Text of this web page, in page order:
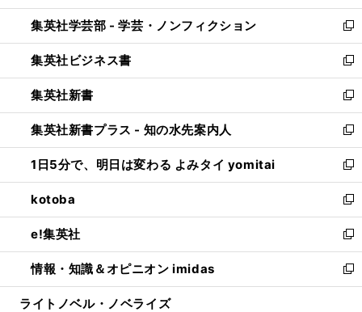
開
く
ウ
で
開
く
ン
ド
ウ
で
開
く
ウ
ィ
ン
ド
ウ
で
開
く
集英社学芸部 - 学芸・ノンフィクション
新
し
い
ウ
ィ
ン
ド
ウ
で
開
く
集英社ビジネス書
新
し
い
ウ
ィ
ン
ド
ウ
で
開
く
集英社新書
新
し
い
ウ
ィ
ン
ド
ウ
で
開
く
集英社新書プラス - 知の水先案内人
新
し
い
ウ
ィ
ン
ド
ウ
で
開
1日5分で、明日は変わる よみタイ yomitai
新
し
い
ウ
ィ
ン
ド
ウ
kotoba
新
し
い
ウ
ィ
ン
e!集英社
新
し
い
ウ
情報・知識＆オピニオン imidas
新
し
ライトノベル・ノベライズ